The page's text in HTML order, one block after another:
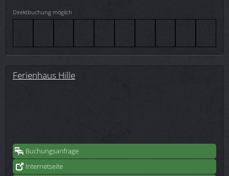
Direktbuchung möglich
Ferienhaus Hille
Buchungsanfrage
Internetseite